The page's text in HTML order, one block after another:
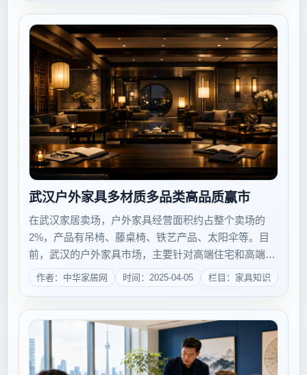
武汉户外家具多材质多品类高品质赢市
在武汉家居卖场，户外家具经营面积约占整个卖场的
2%，产品有吊椅、藤桌椅、铁艺产品、太阳伞等。目
前，武汉的户外家具市场，主要针对高端住宅和高端休
闲场所，并未普及至更多大众消费者家中。随着经济的
发展和生活观念的转变，户外休闲理念越来越深入人
的...
作者：中华家居网 时间：2025-04-05 栏目：家具知识